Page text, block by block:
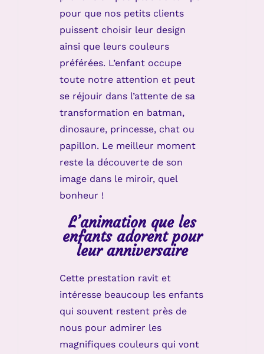
pour que nos petits clients
puissent choisir leur design
ainsi que leurs couleurs
préférées. L’enfant occupe
toute notre attention et peut
se réjouir dans l’attente de sa
transformation en batman,
dinosaure, princesse, chat ou
papillon. Le meilleur moment
reste la découverte de son
image dans le miroir, quel
bonheur !
L’animation que les
enfants adorent pour
leur anniversaire
Cette prestation ravit et
intéresse beaucoup les enfants
qui souvent restent près de
nous pour admirer les
magnifiques couleurs qui vont